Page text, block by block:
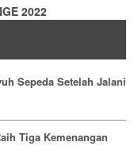
2022
Sepeda Setelah Jalani
Tiga Kemenangan